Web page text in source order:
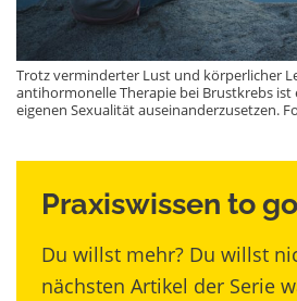
Trotz verminderter Lust und körperlicher
antihormonelle Therapie bei Brustkrebs ist
eigenen Sexualität auseinanderzusetzen.
Praxiswissen to
Du willst mehr? Du willst
nächsten Artikel der Serie